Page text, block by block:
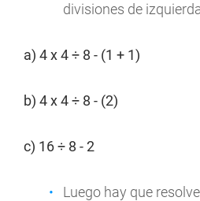
divisiones de
a) 4 x 4 ÷ 8 - (1 + 1)
b) 4 x 4 ÷ 8 - (2)
c) 16 ÷ 8 - 2
Luego hay que